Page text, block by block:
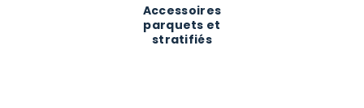
Accessoires
parquets et
stratifiés